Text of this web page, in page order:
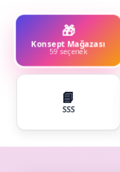
🎁
Konsept Mağazası
59 seçenek
📘
SSS